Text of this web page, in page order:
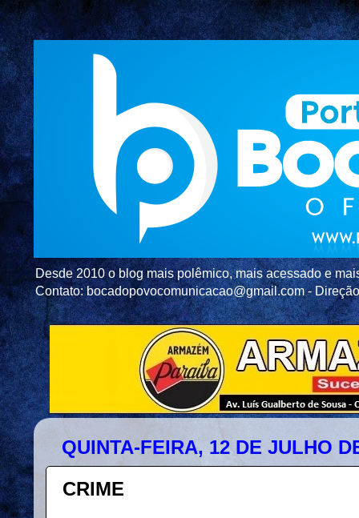
Desde 2010 o blog mais polêmico, mais acessado e
Contato: bocadopovocomunicacao@gmail.com -
QUINTA-FEIRA, 12 DE JULHO
CRIME